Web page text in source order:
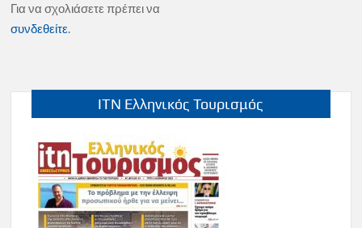
Για να σχολιάσετε πρέπει να
συνδεθείτε.
ITN Ελληνικός Τουρισμός